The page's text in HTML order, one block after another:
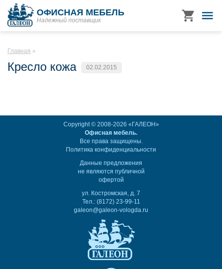
ОФИСНАЯ МЕБЕЛЬ
Надежный поставщик
Главная
Кресло кожа 02.02.2015
Copyright © 2008-2026 «ГАЛЕОН»
Офисная мебель.
Все права защищены.
Политика конфиденциальности
Данные предложения
не являются публичной
офертой
ул. Костромская, д. 7
Тел.: (8172) 23-99-11
galeon@galeon-vologda.ru